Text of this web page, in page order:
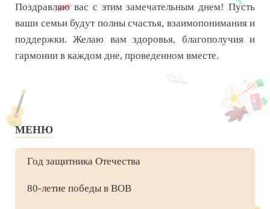
Поздравляю вас с этим замечательным днем! Пусть
ваши семьи будут полны счастья, взаимопонимания и
поддержки. Желаю вам здоровья, благополучия и
гармонии в каждом дне, проведенном вместе.
МЕНЮ
Год защитника Отечества
80-летие победы в ВОВ